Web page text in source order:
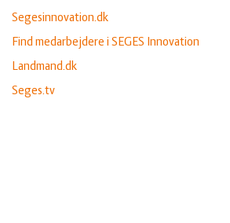
Segesinnovation.dk
Find medarbejdere i SEGES Innovation
Landmand.dk
Seges.tv